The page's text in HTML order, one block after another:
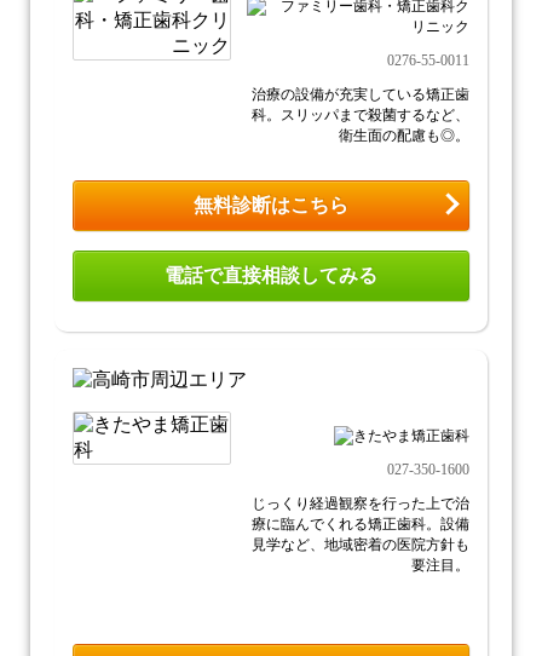
0276-55-0011
治療の設備が充実している矯正歯
科。スリッパまで殺菌するなど、
衛生面の配慮も◎。
無料診断はこちら
電話で直接相談してみる
027-350-1600
じっくり経過観察を行った上で治
療に臨んでくれる矯正歯科。設備
見学など、地域密着の医院方針も
要注目。